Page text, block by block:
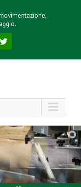
Twitter